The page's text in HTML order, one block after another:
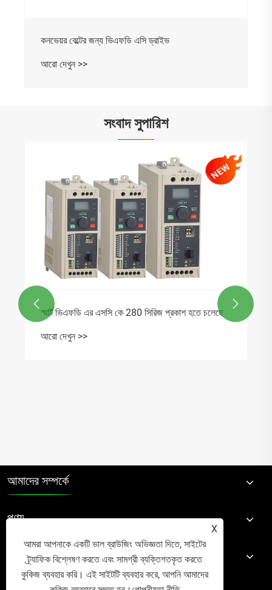
কনভেয়র বেল্টের জন্য ভিএফডি এসি ড্রাইভ
আরো দেখুন >>
সংবাদ সুপারিশ
স্মার্ট ভিএফডি এর এসসি কে 280 সিরিজ প্রকাশ হতে চলেছে
আরো দেখুন >>
 
আমাদের সম্পর্কে
পণ্য
X
আমরা আপনাকে একটি ভাল ব্রাউজিং অভিজ্ঞতা দিতে, সাইটের
ট্র্যাফিক বিশ্লেষণ করতে এবং সামগ্রী ব্যক্তিগতকৃত করতে
কুকিজ ব্যবহার করি। এই সাইটটি ব্যবহার করে, আপনি আমাদের